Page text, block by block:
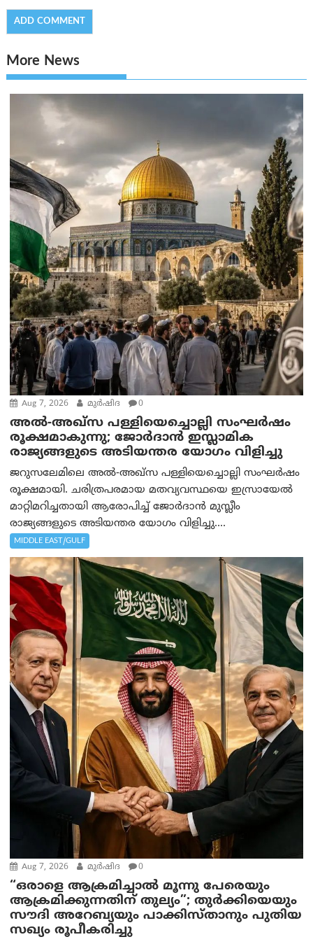
More News
Aug 7, 2026 മുര്‍ഷിദ 0
അൽ-അഖ്‌സ പള്ളിയെച്ചൊല്ലി സംഘർഷം
രൂക്ഷമാകുന്നു; ജോർദാൻ ഇസ്ലാമിക
രാജ്യങ്ങളുടെ അടിയന്തര യോഗം വിളിച്ചു
ജറുസലേമിലെ അൽ-അഖ്‌സ പള്ളിയെച്ചൊല്ലി സംഘർഷം
രൂക്ഷമായി. ചരിത്രപരമായ മതവ്യവസ്ഥയെ ഇസ്രായേൽ
മാറ്റിമറിച്ചതായി ആരോപിച്ച് ജോർദാൻ മുസ്ലീം
രാജ്യങ്ങളുടെ അടിയന്തര യോഗം വിളിച്ചു....
MIDDLE EAST/GULF
Aug 7, 2026 മുര്‍ഷിദ 0
“ഒരാളെ ആക്രമിച്ചാല്‍ മൂന്നു പേരെയും
ആക്രമിക്കുന്നതിന് തുല്യം”; തുർക്കിയെയും
സൗദി അറേബ്യയും പാക്കിസ്താനും പുതിയ
സഖ്യം രൂപീകരിച്ചു